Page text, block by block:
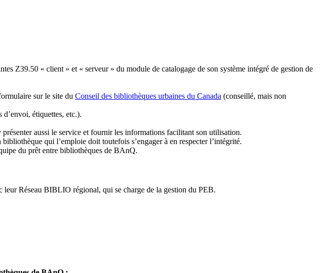
Z39.50 « client » et « serveur » du module de catalogage de son système intégré de gestion de
sur le site du Conseil des bibliothèques urbaines du Canada (conseillé, mais non
d’envoi, étiquettes, etc.).
aussi le service et fournir les informations facilitant son utilisation.
qui l’emploie doit toutefois s’engager à en respecter l’intégrité.
du prêt entre bibliothèques de BAnQ.
Réseau BIBLIO régional, qui se charge de la gestion du PEB.